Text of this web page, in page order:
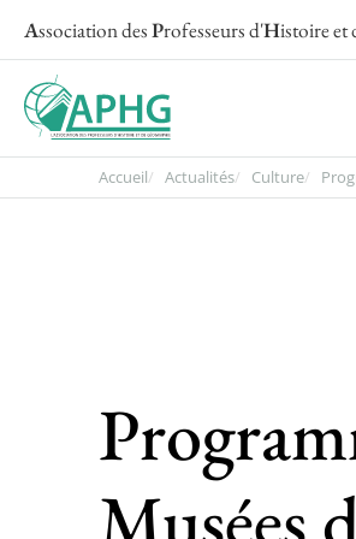
Association desProfesseurs d'Histoire et
Accueil Actualités Culture